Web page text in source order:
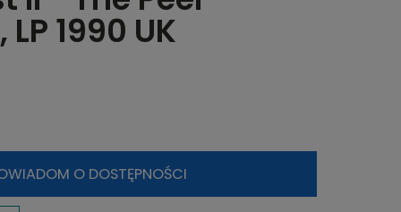
1990 UK
O DOSTĘPNOŚCI